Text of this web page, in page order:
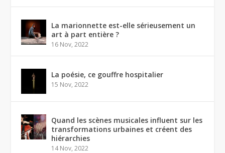
La marionnette est-elle sérieusement un
art à part entière ?
16 Nov, 2022
La poésie, ce gouffre hospitalier
15 Nov, 2022
Quand les scènes musicales influent sur les
transformations urbaines et créent des
hiérarchies
14 Nov, 2022